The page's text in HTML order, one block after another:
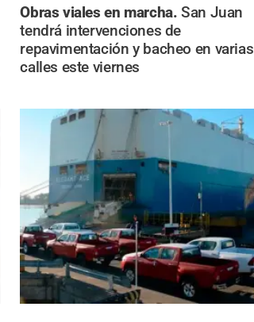
Obras viales en marcha.San Juan
tendrá intervenciones de
repavimentación y bacheo en varias
calles este viernes